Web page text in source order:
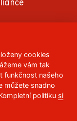
95
466 036 113
cookies
vám tak
funkčnost našeho
můžete snadno
politiku si